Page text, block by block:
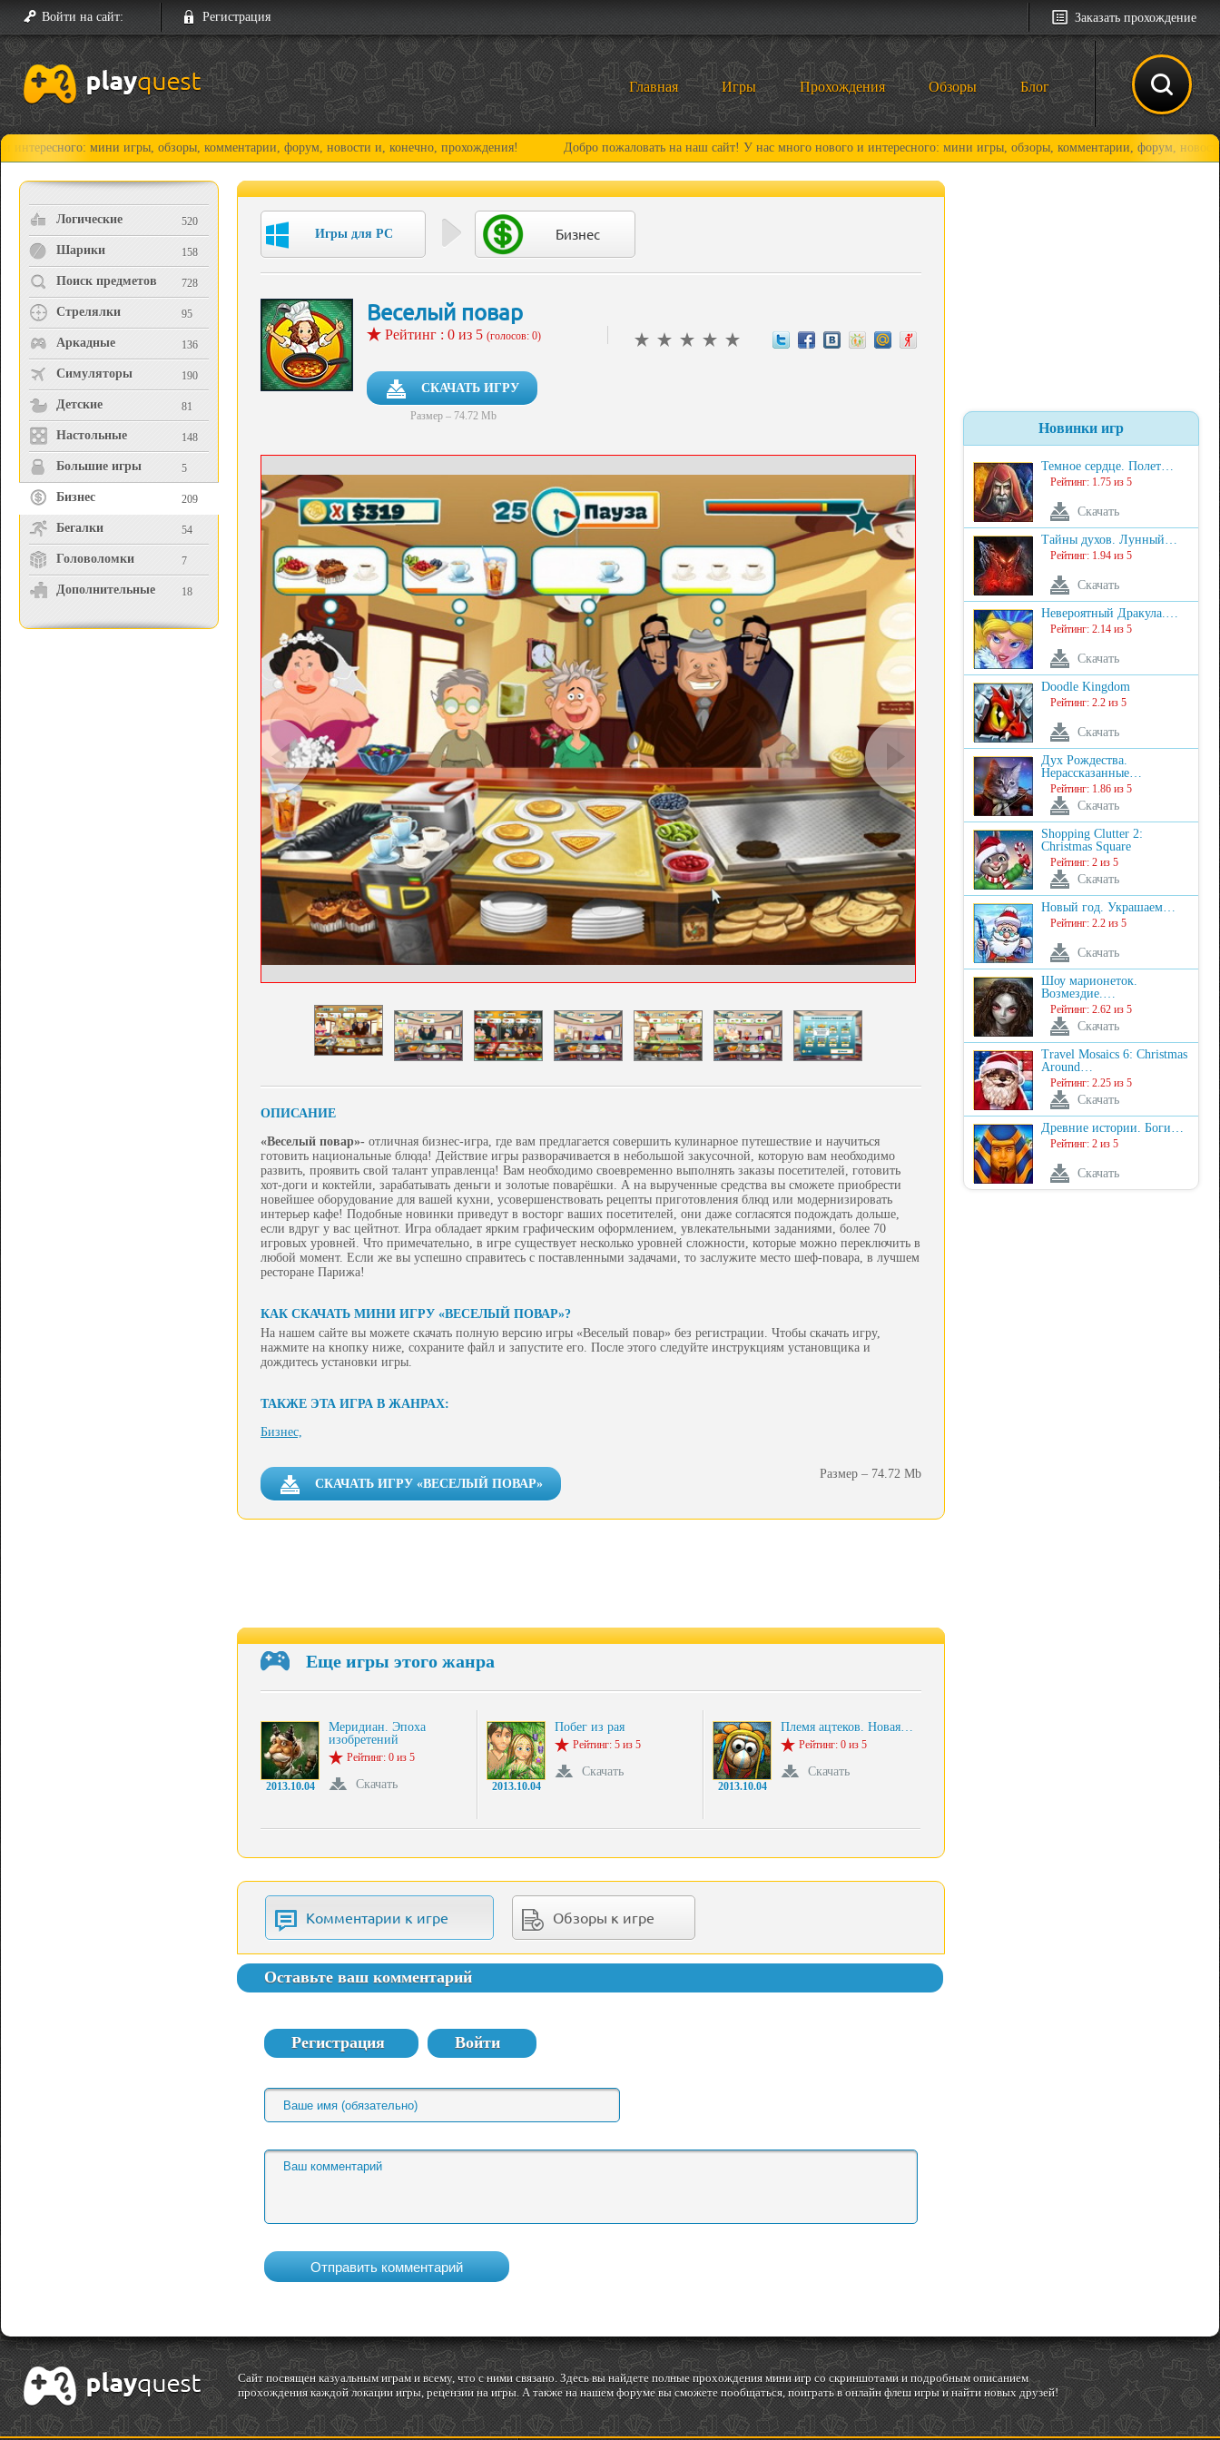
Войти на сайт: Регистрация Заказать прохождение
Главная Игры Прохождения Обзоры Блог
мини игры, обзоры, комментарии, форум, новости и, конечно, прохождения! Добро пожаловать на наш сайт! У нас много нового и интересного: мини игры, обзоры, комментарии, форум, новости и,
Логические 520
Шарики 158
Поиск предметов 728
Стрелялки 95
Аркадные 136
Симуляторы 190
Детские 81
Настольные 148
Большие игры 5
Бизнес 209
Бегалки 54
Головоломки 7
Дополнительные 18
Игры для PC Бизнес
Веселый повар
Рейтинг : 0 из 5 (голосов: 0)
СКАЧАТЬ ИГРУ
Размер – 74.72 Mb
ОПИСАНИЕ
«Веселый повар»- отличная бизнес-игра, где вам предлагается совершить кулинарное путешествие и научиться
готовить национальные блюда! Действие игры разворачивается в небольшой закусочной, которую вам необходимо
развить, проявить свой талант управленца! Вам необходимо своевременно выполнять заказы посетителей, готовить
хот-доги и коктейли, зарабатывать деньги и золотые поварёшки. А на вырученные средства вы сможете приобрести
новейшее оборудование для вашей кухни, усовершенствовать рецепты приготовления блюд или модернизировать
интерьер кафе! Подобные новинки приведут в восторг ваших посетителей, они даже согласятся подождать дольше,
если вдруг у вас цейтнот. Игра обладает ярким графическим оформлением, увлекательными заданиями, более 70
игровых уровней. Что примечательно, в игре существует несколько уровней сложности, которые можно переключить в
любой момент. Если же вы успешно справитесь с поставленными задачами, то заслужите место шеф-повара, в лучшем
ресторане Парижа!
КАК СКАЧАТЬ МИНИ ИГРУ «ВЕСЕЛЫЙ ПОВАР»?
На нашем сайте вы можете скачать полную версию игры «Веселый повар» без регистрации. Чтобы скачать игру,
нажмите на кнопку ниже, сохраните файл и запустите его. После этого следуйте инструкциям установщика и
дождитесь установки игры.
ТАКЖЕ ЭТА ИГРА В ЖАНРАХ:
Бизнес,
СКАЧАТЬ ИГРУ «ВЕСЕЛЫЙ ПОВАР»
Размер – 74.72 Mb
Еще игры этого жанра
2013.10.04
Меридиан. Эпоха
изобретений
Рейтинг: 0 из 5
Скачать 2013.10.04
Побег из рая
Рейтинг: 5 из 5
Скачать
2013.10.04
Племя ацтеков. Новая…
Рейтинг: 0 из 5
Скачать
Комментарии к игре Обзоры к игре
Оставьте ваш комментарий
Регистрация Войти
Новинки игр
Темное сердце. Полет…
Рейтинг: 1.75 из 5
Скачать
Тайны духов. Лунный…
Рейтинг: 1.94 из 5
Скачать
Невероятный Дракула.…
Рейтинг: 2.14 из 5
Скачать
Doodle Kingdom
Рейтинг: 2.2 из 5
Скачать
Дух Рождества.
Нерассказанные…
Рейтинг: 1.86 из 5
Скачать
Shopping Clutter 2:
Christmas Square
Рейтинг: 2 из 5
Скачать
Новый год. Украшаем…
Рейтинг: 2.2 из 5
Скачать
Шоу марионеток.
Возмездие.…
Рейтинг: 2.62 из 5
Скачать
Travel Mosaics 6: Christmas
Around…
Рейтинг: 2.25 из 5
Скачать
Древние истории. Боги…
Рейтинг: 2 из 5
Скачать
Cайт посвящен казуальным играм и всему, что с ними связано. Здесь вы найдете полные прохождения мини игр со скриншотами и подробным описанием
прохождения каждой локации игры, рецензии на игры. А также на нашем форуме вы сможете пообщаться, поиграть в онлайн флеш игры и найти новых друзей!